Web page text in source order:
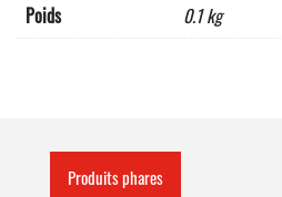
Poids 0.1 kg
Produits phares